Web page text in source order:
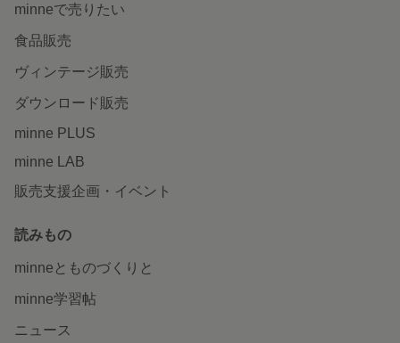
minneで売りたい
食品販売
ヴィンテージ販売
ダウンロード販売
minne PLUS
minne LAB
販売支援企画・イベント
読みもの
minneとものづくりと
minne学習帖
ニュース